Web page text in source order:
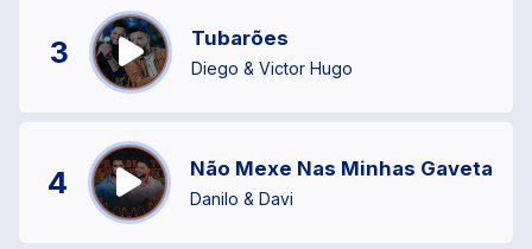
3 Tubarões
Diego & Victor Hugo
4 Não Mexe Nas Minhas Gavetas
Danilo & Davi